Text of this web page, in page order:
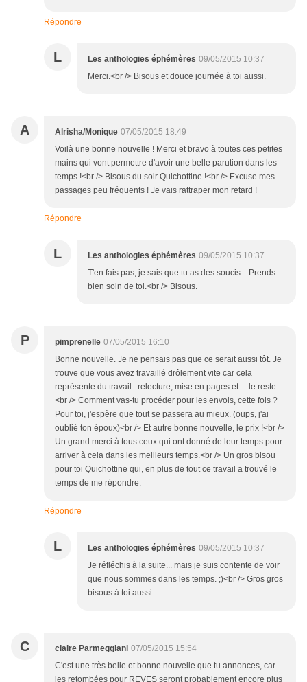
Répondre
L Les anthologies éphémères 09/05/2015 10:37
Merci.<br /> Bisous et douce journée à toi aussi.
A Alrisha/Monique 07/05/2015 18:49
Voilà une bonne nouvelle ! Merci et bravo à toutes ces petites
mains qui vont permettre d'avoir une belle parution dans les
temps !<br /> Bisous du soir Quichottine !<br /> Excuse mes
passages peu fréquents ! Je vais rattraper mon retard !
Répondre
L Les anthologies éphémères 09/05/2015 10:37
T'en fais pas, je sais que tu as des soucis... Prends
bien soin de toi.<br /> Bisous.
P pimprenelle 07/05/2015 16:10
Bonne nouvelle. Je ne pensais pas que ce serait aussi tôt. Je
trouve que vous avez travaillé drôlement vite car cela
représente du travail : relecture, mise en pages et ... le reste.
<br /> Comment vas-tu procéder pour les envois, cette fois ?
Pour toi, j'espère que tout se passera au mieux. (oups, j'ai
oublié ton époux)<br /> Et autre bonne nouvelle, le prix !<br />
Un grand merci à tous ceux qui ont donné de leur temps pour
arriver à cela dans les meilleurs temps.<br /> Un gros bisou
pour toi Quichottine qui, en plus de tout ce travail a trouvé le
temps de me répondre.
Répondre
L Les anthologies éphémères 09/05/2015 10:37
Je réfléchis à la suite... mais je suis contente de voir
que nous sommes dans les temps. ;)<br /> Gros gros
bisous à toi aussi.
C claire Parmeggiani 07/05/2015 15:54
C'est une très belle et bonne nouvelle que tu annonces, car
les retombées pour REVES seront probablement encore plus